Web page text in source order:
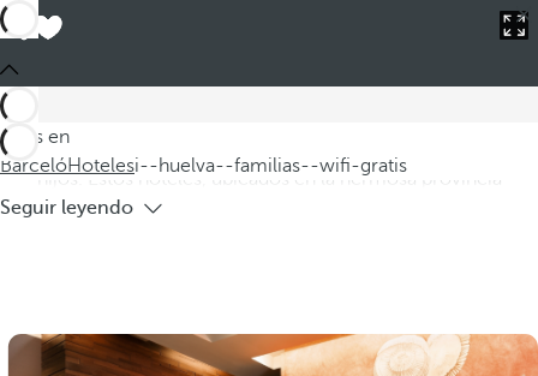
Estás en
BarcelóHotelesi--huelva--familias--wifi-gratis
WIFI gratis
donde podrá disfrutar de unas vacaciones inolvidables con sus
hijos. Estos hoteles, ubicados en la hermosa provincia
Seguir leyendo